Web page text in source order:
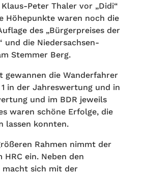
Peter Thaler vor „Didi“
Höhepunkte waren noch die
des „Bürgerpreises der
und die Niedersachsen-
Stemmer Berg.
gewannen die Wanderfahrer
in der Jahreswertung und in
und im BDR jeweils
waren schöne Erfolge, die
lassen konnten.
Rahmen nimmt der
ein. Neben den
macht sich mit der